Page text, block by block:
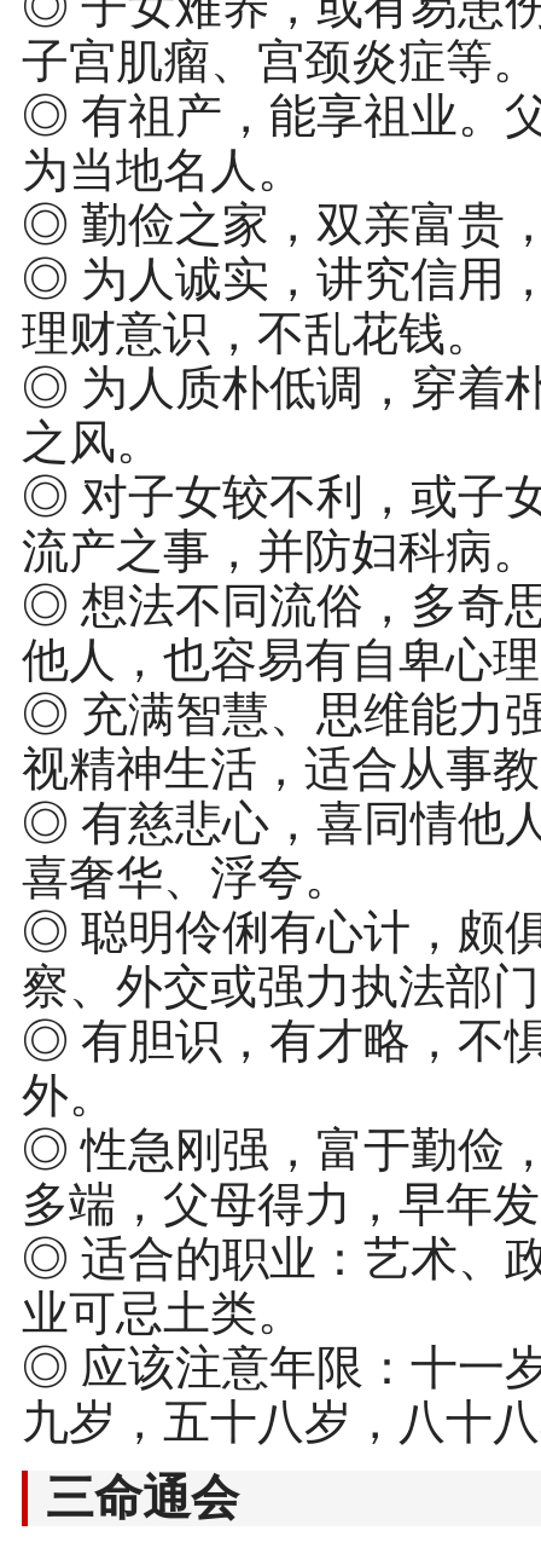
子宫肌瘤、宫颈炎症等。
◎ 有祖产，能享祖业。
为当地名人。
◎ 勤俭之家，双亲富贵
◎ 为人诚实，讲究信用
理财意识，不乱花钱。
◎ 为人质朴低调，穿着
之风。
◎ 对子女较不利，或子
流产之事，并防妇科病。
◎ 想法不同流俗，多奇
他人，也容易有自卑心
◎ 充满智慧、思维能力
视精神生活，适合从事
◎ 有慈悲心，喜同情他
喜奢华、浮夸。
◎ 聪明伶俐有心计，颇
察、外交或强力执法部
◎ 有胆识，有才略，不
外。
◎ 性急刚强，富于勤俭
多端，父母得力，早年
◎ 适合的职业：艺术、
业可忌土类。
◎ 应该注意年限：十一
九岁，五十八岁，八十
三命通会